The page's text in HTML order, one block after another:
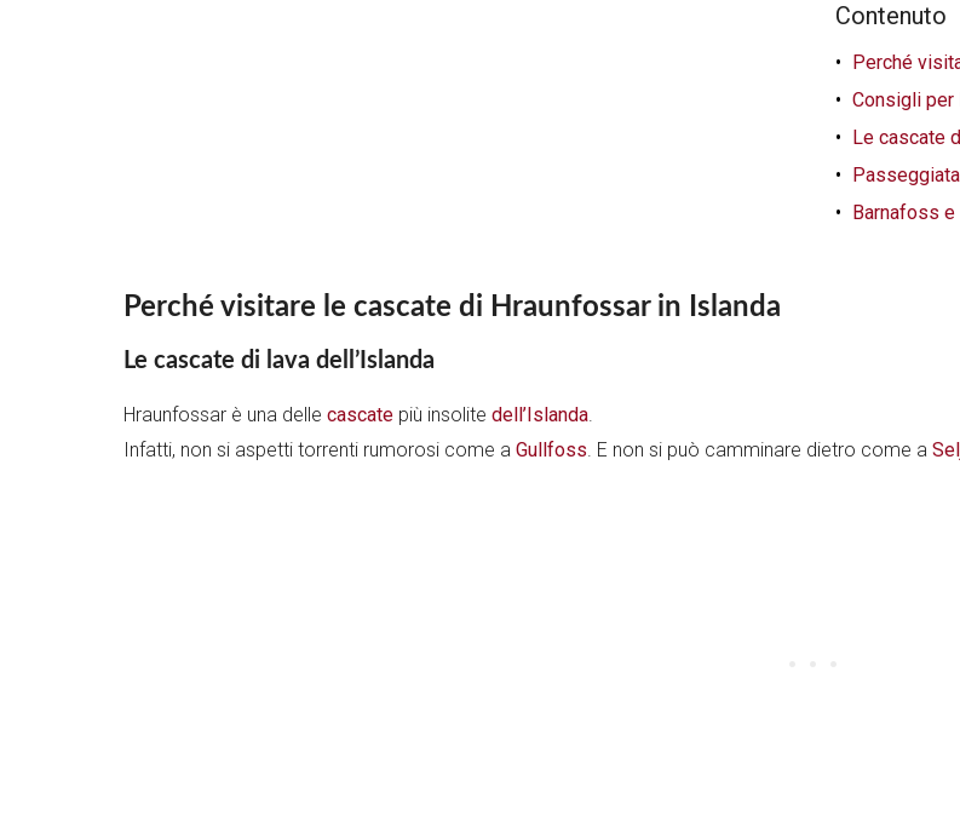
Contenuto
Perché
Consigli per
Le cascate
Barnafoss
Perché visitare le cascate di Hraunfossar in Islanda
Le cascate di lava dell’Islanda
Hraunfossar è una delle cascate più insolite dell’Islanda.
Infatti, non si aspetti torrenti rumorosi come a Gullfoss. E non si può camminare dietro come a